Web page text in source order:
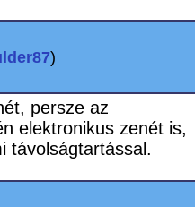
)
persze az
elektronikus zenét is,
távolságtartással.